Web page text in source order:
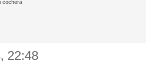
cochera
22:48